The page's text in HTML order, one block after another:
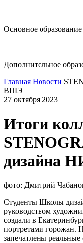
Основное образование
Дополнительное
Главная Новости
ВШЭ
27 октября 2023
Итоги
дизайна
фото: Дмитрий
Студенты Школы
руководством
создали в
портретами горожан.
запечатлены